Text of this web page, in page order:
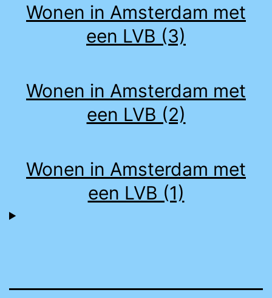
Wonen in Amsterdam met
een LVB (3)
Wonen in Amsterdam met
een LVB (2)
Wonen in Amsterdam met
een LVB (1)